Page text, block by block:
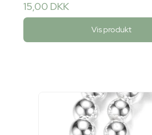
15,00 DKK
Vis produkt